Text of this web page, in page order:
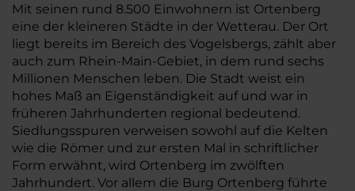
Mit seinen rund 8.500 Einwohnern ist Ortenberg
eine der kleineren Städte in der Wetterau. Der Ort
liegt bereits im Bereich des Vogelsbergs, zählt aber
auch zum Rhein-Main-Gebiet, in dem rund sechs
Millionen Menschen leben. Die Stadt weist ein
hohes Maß an Eigenständigkeit auf und war in
früheren Jahrhunderten regional bedeutend.
Siedlungsspuren verweisen sowohl auf die Kelten
wie die Römer und zur ersten Mal in schriftlicher
Form erwähnt, wird Ortenberg im zwölften
Jahrhundert. Vor allem die Burg Ortenberg führte